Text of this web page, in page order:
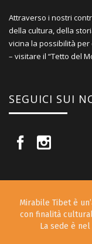
Attraverso i nostri
della cultura, della
vicina la possibilità
– visitare il “Tetto del
SEGUICI SUI
Mirabile Tibet è
con finalità
La sede è nel